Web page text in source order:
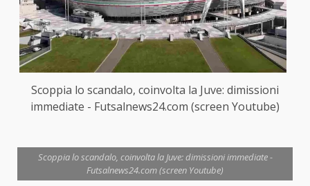
Scoppia lo scandalo, coinvolta la Juve: dimissioni
immediate - Futsalnews24.com (screen Youtube)
Scoppia lo scandalo, coinvolta la Juve: dimissioni immediate -
Futsalnews24.com (screen Youtube)